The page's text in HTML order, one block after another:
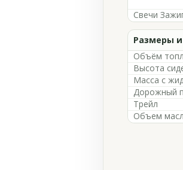
Свечи
Размеры
Объём
Высота
Масса с
Дорожный
Трейл
Объем